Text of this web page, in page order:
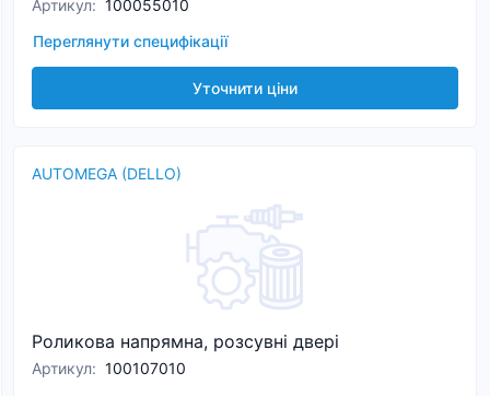
Артикул: 100055010
Переглянути специфікації
Уточнити ціни
AUTOMEGA (DELLO)
Роликова напрямна, розсувні двері
Артикул: 100107010